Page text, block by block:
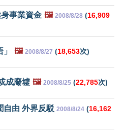
事業資金 🖼️ 2008/8/28 (16,909
🖼️ 2008/8/27 (18,653次)
成廢墟 🖼️ 2008/8/25 (22,785次)
自由 外界反駁 2008/8/24 (16,162